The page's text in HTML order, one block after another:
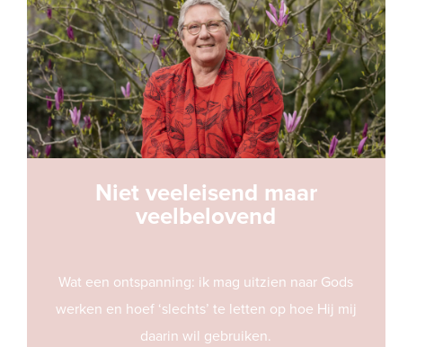
Niet veeleisend maar
veelbelovend
Wat een ontspanning: ik mag uitzien naar Gods
werken en hoef ‘slechts’ te letten op hoe Hij mij
daarin wil gebruiken.